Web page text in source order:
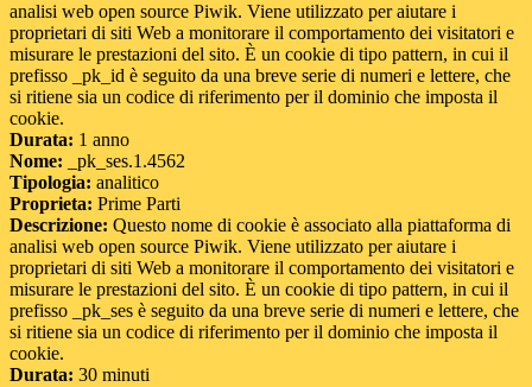
analisi web open source Piwik. Viene utilizzato per aiutare i
proprietari di siti Web a monitorare il comportamento dei visitatori e
misurare le prestazioni del sito. È un cookie di tipo pattern, in cui il
prefisso _pk_id è seguito da una breve serie di numeri e lettere, che
si ritiene sia un codice di riferimento per il dominio che imposta il
cookie.
Durata: 1 anno
Nome: _pk_ses.1.4562
Tipologia: analitico
Proprieta: Prime Parti
Descrizione: Questo nome di cookie è associato alla piattaforma di
analisi web open source Piwik. Viene utilizzato per aiutare i
proprietari di siti Web a monitorare il comportamento dei visitatori e
misurare le prestazioni del sito. È un cookie di tipo pattern, in cui il
prefisso _pk_ses è seguito da una breve serie di numeri e lettere, che
si ritiene sia un codice di riferimento per il dominio che imposta il
cookie.
Durata: 30 minuti